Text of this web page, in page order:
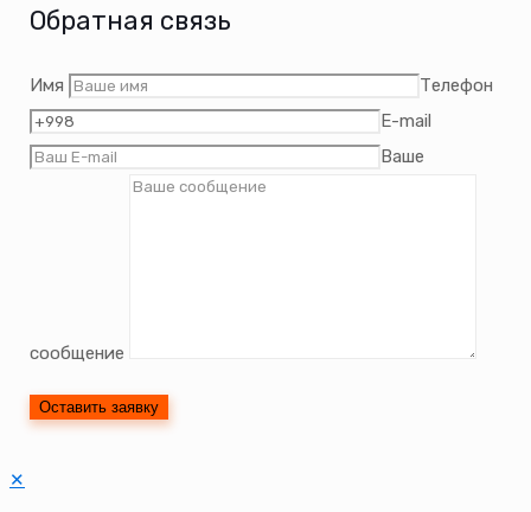
Обратная связь
Имя
Телефон
E-mail
Ваше
сообщение
✕